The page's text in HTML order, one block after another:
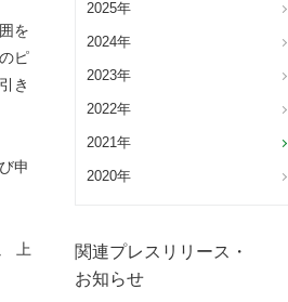
2025年
2024年
2023年
2022年
2021年
2020年
関連プレスリリース・
お知らせ
を
ピ
き
申
上